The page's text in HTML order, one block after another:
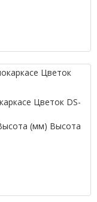
Цветок DS-
(мм) Высота